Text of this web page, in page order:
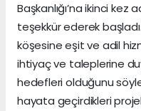
Başkanlığı’na ikinci
teşekkür ederek
köşesine eşit ve adil
ihtiyaç ve taleplerine
hedefleri olduğunu
hayata geçirdikleri